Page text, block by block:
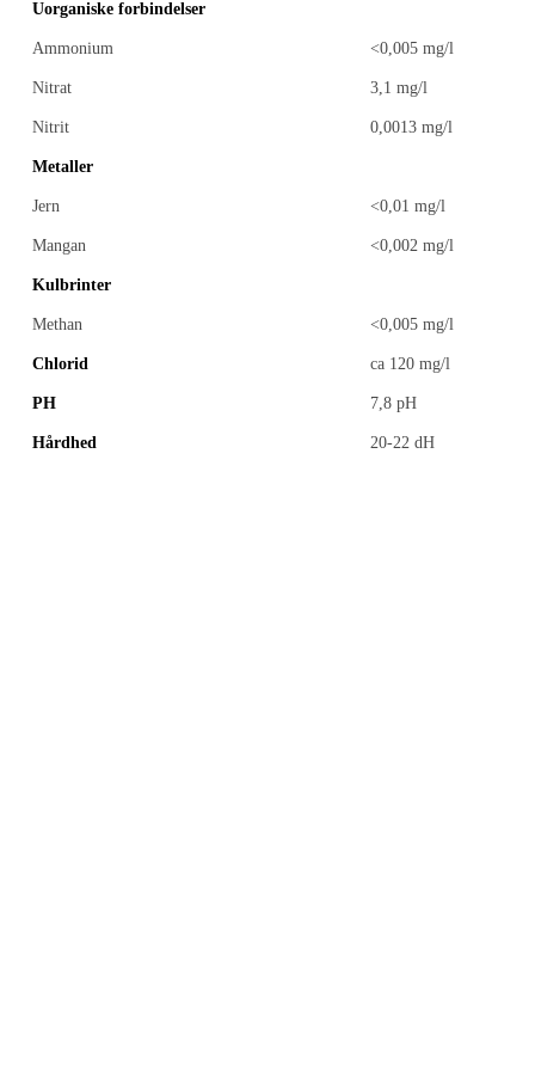
Uorganiske forbindelser
Ammonium <0,005 mg/l
Nitrat 3,1 mg/l
Nitrit 0,0013 mg/l
Metaller
Jern <0,01 mg/l
Mangan <0,002 mg/l
Kulbrinter
Methan <0,005 mg/l
Chlorid ca 120 mg/l
PH 7,8 pH
Hårdhed 20-22 dH